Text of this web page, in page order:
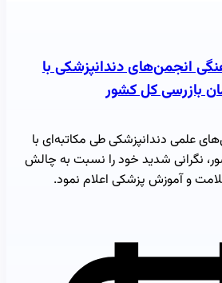
انجمن‌های دندانپزشکی با
بازرسی کل کشور
علمی دندانپزشکی طی مکاتبه‌ای با
نگرانی شدید خود را نسبت به چالش
و آموزش پزشکی اعلام نمود.